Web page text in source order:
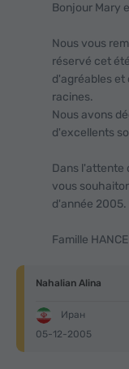
Bonjour Mary
Nous vous
réservé cet
d'agréables et
racines.
Nous avons
d'excellents
Dans l'attente
vous
d'année 2005.
Famille
Nahalian Alina
Иран
05-12-2005